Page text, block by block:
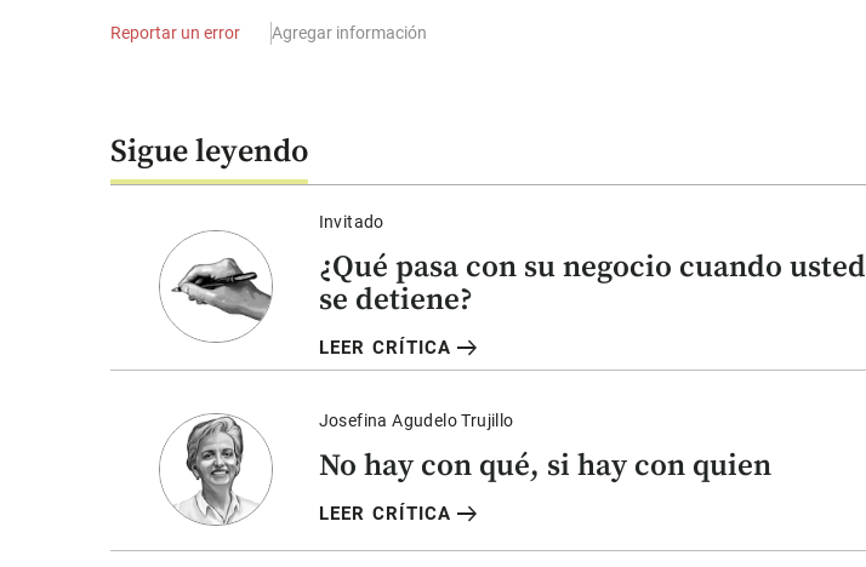
Reportar un error Agregar información
Sigue leyendo
Invitado
¿Qué pasa con su negocio cuando usted
se detiene?
LEER CRÍTICA arrow_right_alt
Josefina Agudelo Trujillo
No hay con qué, si hay con quien
LEER CRÍTICA arrow_right_alt